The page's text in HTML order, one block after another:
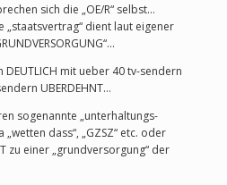
sich die „OE/R“ selbst…
„staatsvertrag“ dient laut eigener
DEUTLICH mit ueber 40 tv-sendern
UBERDEHNT…
sogenannte „unterhaltungs-
„wetten dass“, „GZSZ“ etc. oder
zu einer „grundversorgung“ der